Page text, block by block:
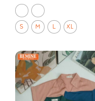
S M L XL